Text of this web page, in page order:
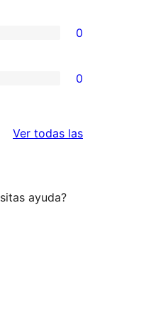
0
0
Ver todas lasvaloraciones
ayuda?